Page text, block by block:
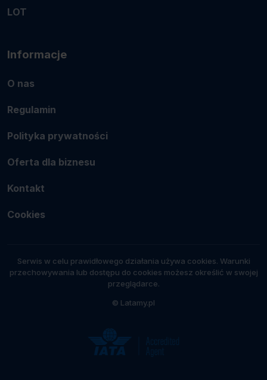
LOT
Informacje
O nas
Regulamin
Polityka prywatności
Oferta dla biznesu
Kontakt
Cookies
Serwis w celu prawidłowego działania używa cookies. Warunki
przechowywania lub dostępu do cookies możesz określić w swojej
przeglądarce.
© Latamy.pl